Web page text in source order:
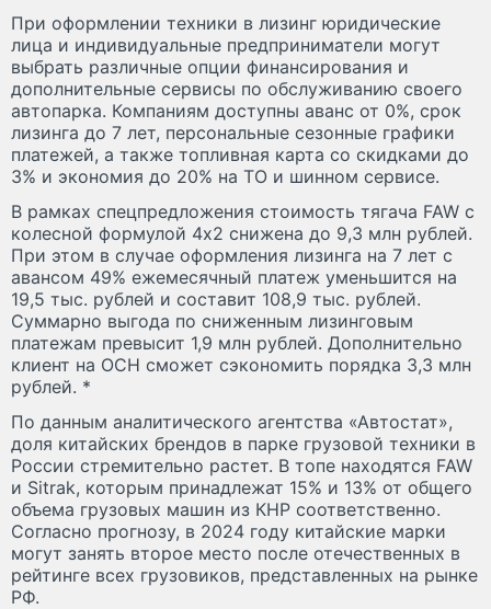
При оформлении техники в лизинг юридические
лица и индивидуальные предприниматели могут
выбрать различные опции финансирования и
дополнительные сервисы по обслуживанию своего
автопарка. Компаниям доступны аванс от 0%, срок
лизинга до 7 лет, персональные сезонные графики
платежей, а также топливная карта со скидками до
3% и экономия до 20% на ТО и шинном сервисе.
В рамках спецпредложения стоимость тягача FAW с
колесной формулой 4х2 снижена до 9,3 млн рублей.
При этом в случае оформления лизинга на 7 лет с
авансом 49% ежемесячный платеж уменьшится на
19,5 тыс. рублей и составит 108,9 тыс. рублей.
Суммарно выгода по сниженным лизинговым
платежам превысит 1,9 млн рублей. Дополнительно
клиент на ОСН сможет сэкономить порядка 3,3 млн
рублей. *
По данным аналитического агентства «Автостат»,
доля китайских брендов в парке грузовой техники в
России стремительно растет. В топе находятся FAW
и Sitrak, которым принадлежат 15% и 13% от общего
объема грузовых машин из КНР соответственно.
Согласно прогнозу, в 2024 году китайские марки
могут занять второе место после отечественных в
рейтинге всех грузовиков, представленных на рынке
РФ.